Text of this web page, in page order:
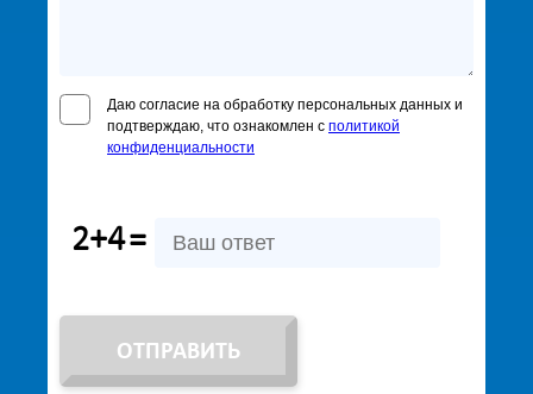
Даю согласие на обработку персональных данных и
подтверждаю, что ознакомлен с политикой
конфиденциальности
2+4=
ОТПРАВИТЬ